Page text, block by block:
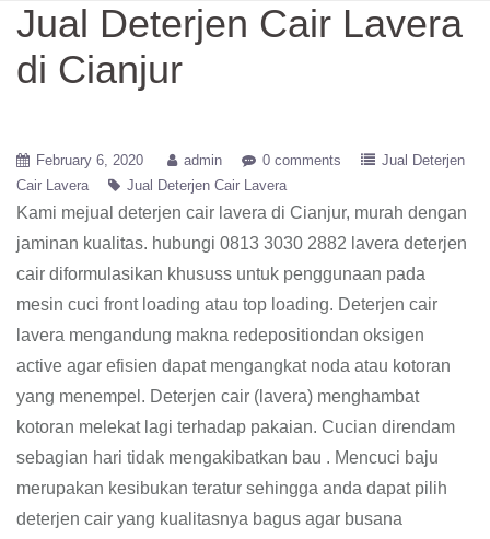
Jual Deterjen Cair Lavera
di Cianjur
February 6, 2020 admin 0 comments
Jual Deterjen
Cair Lavera
Jual Deterjen Cair Lavera
Kami mejual deterjen cair lavera di Cianjur, murah dengan
jaminan kualitas. hubungi 0813 3030 2882 lavera deterjen
cair diformulasikan khususs untuk penggunaan pada
mesin cuci front loading atau top loading. Deterjen cair
lavera mengandung makna redepositiondan oksigen
active agar efisien dapat mengangkat noda atau kotoran
yang menempel. Deterjen cair (lavera) menghambat
kotoran melekat lagi terhadap pakaian. Cucian direndam
sebagian hari tidak mengakibatkan bau . Mencuci baju
merupakan kesibukan teratur sehingga anda dapat pilih
deterjen cair yang kualitasnya bagus agar busana